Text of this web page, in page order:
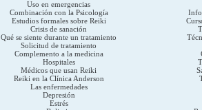
Uso en emergencias
Combinación con la Psicología
Estudios formales sobre Reiki
Crisis de sanación
Qué se siente durante un tratamiento
Solicitud de tratamiento
Complemento a la medicina
Hospitales
Médicos que usan Reiki
Reiki en la Clínica Anderson
Las enfermedades
Depresión
Estrés